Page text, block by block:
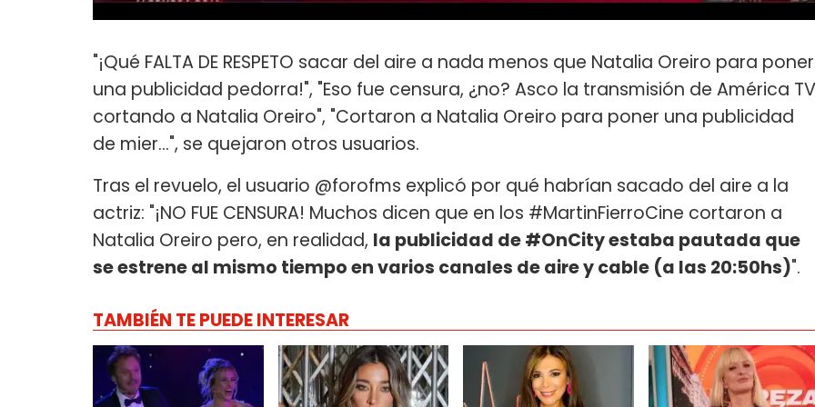
"¡Qué FALTA DE RESPETO sacar del aire a nada menos que Natalia Oreiro para poner
una publicidad pedorra!", "Eso fue censura, ¿no? Asco la transmisión de América TV
cortando a Natalia Oreiro", "Cortaron a Natalia Oreiro para poner una publicidad
de mier...", se quejaron otros usuarios.
Tras el revuelo, el usuario @forofms explicó por qué habrían sacado del aire a la
actriz: "¡NO FUE CENSURA! Muchos dicen que en los #MartinFierroCine cortaron a
Natalia Oreiro pero, en realidad, la publicidad de #OnCity estaba pautada que
se estrene al mismo tiempo en varios canales de aire y cable (a las 20:50hs)".
TAMBIÉN TE PUEDE INTERESAR